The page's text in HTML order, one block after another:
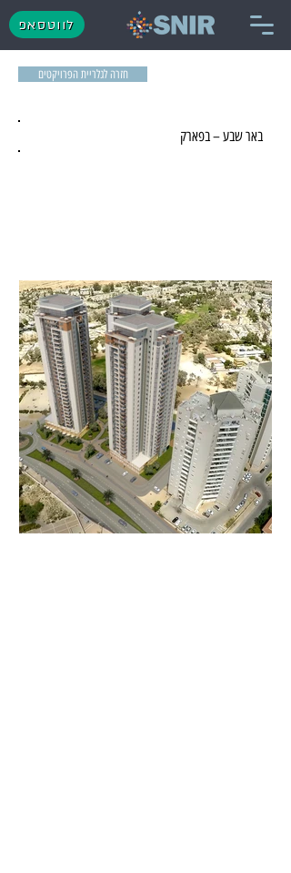
לווטסאפ
חזרה לגלריית הפרויקטים
באר שבע – בפארק